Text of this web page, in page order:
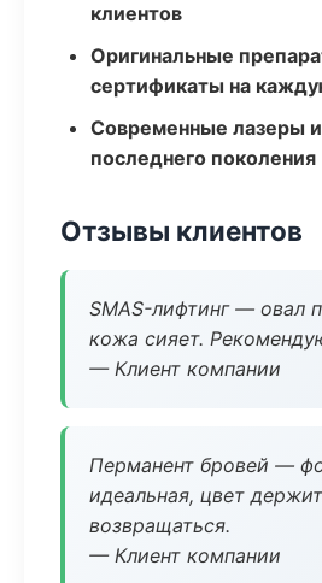
клиентов
Оригинальные
сертификаты на
Современные лазеры
последнего поколения
Отзывы клиентов
SMAS-лифтинг — овал
кожа сияет.
— Клиент компании
Перманент бровей —
идеальная, цвет
возвращаться.
— Клиент компании